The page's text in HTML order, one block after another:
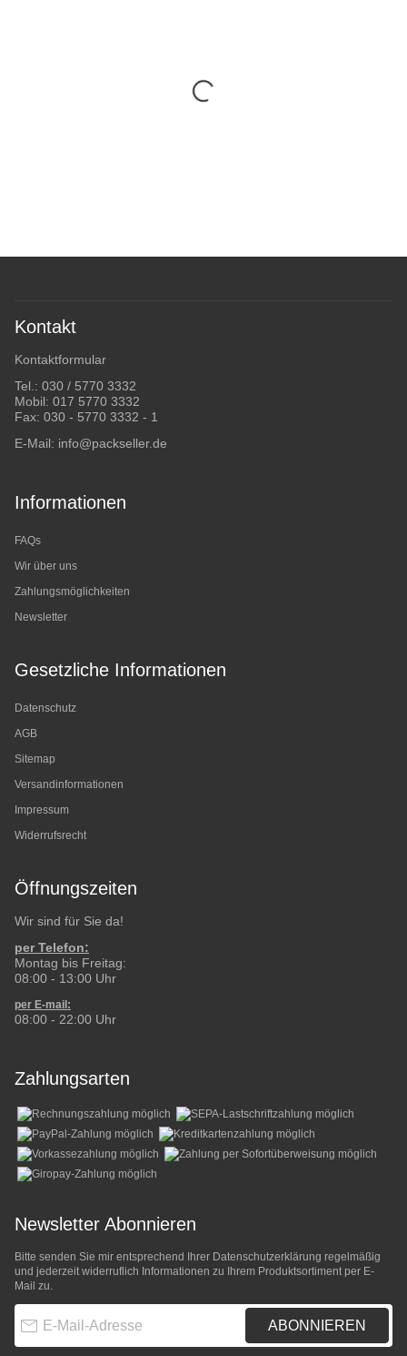
Kontakt
Kontaktformular
Tel.: 030 / 5770 3332
Mobil: 017 5770 3332
Fax: 030 - 5770 3332 - 1
E-Mail: info@packseller.de
Informationen
FAQs
Wir über uns
Zahlungsmöglichkeiten
Newsletter
Gesetzliche Informationen
Datenschutz
AGB
Sitemap
Versandinformationen
Impressum
Widerrufsrecht
Öffnungszeiten
Wir sind für Sie da!
per Telefon:
Montag bis Freitag:
08:00 - 13:00 Uhr
per E-mail:
08:00 - 22:00 Uhr
Zahlungsarten
Newsletter Abonnieren
Bitte senden Sie mir entsprechend Ihrer Datenschutzerklärung regelmäßig
und jederzeit widerruflich Informationen zu Ihrem Produktsortiment per E-
Mail zu.
ABONNIEREN